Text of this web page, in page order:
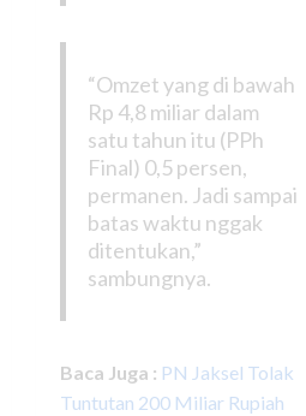
“Omzet yang di bawah
Rp 4,8 miliar dalam
satu tahun itu (PPh
Final) 0,5 persen,
permanen. Jadi sampai
batas waktu nggak
ditentukan,”
sambungnya.
Baca Juga : PN Jaksel Tolak
Tuntutan 200 Miliar Rupiah